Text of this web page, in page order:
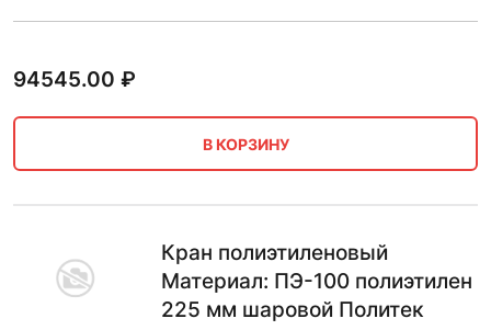
94545.00 ₽
В КОРЗИНУ
Кран полиэтиленовый
Материал: ПЭ-100 полиэтилен
225 мм шаровой Политек